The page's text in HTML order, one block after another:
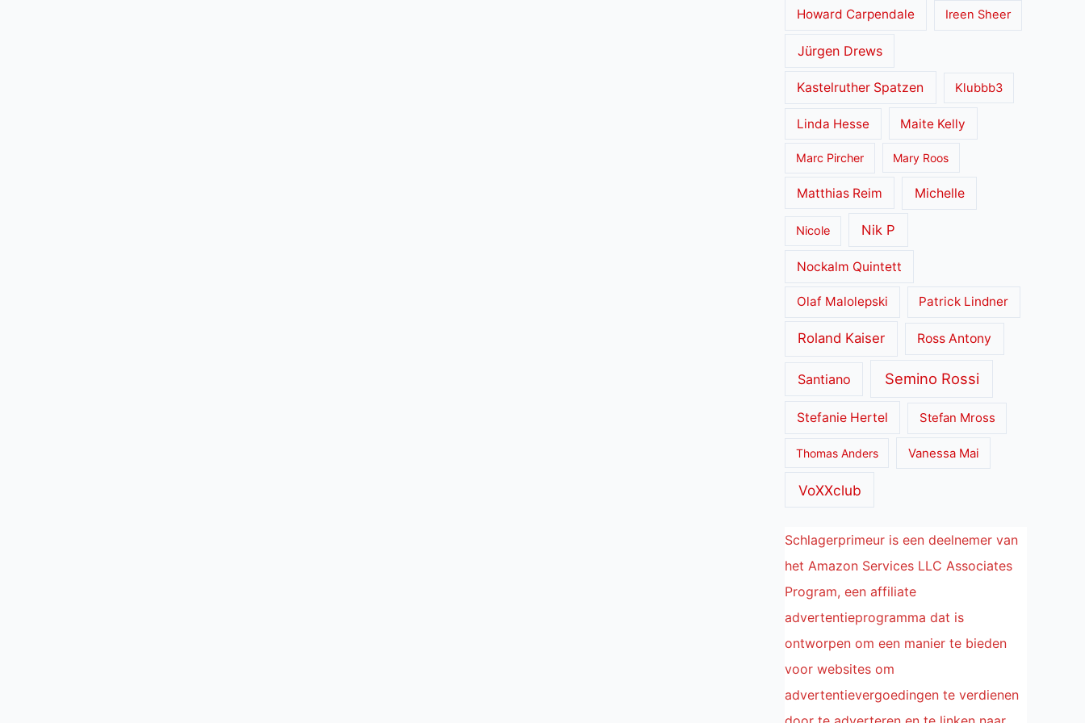
Howard Carpendale Ireen Sheer
Jürgen Drews
Kastelruther Spatzen Klubbb3
Linda Hesse Maite Kelly
Marc Pircher Mary Roos
Matthias Reim Michelle
Nicole Nik P
Nockalm Quintett
Olaf Malolepski Patrick Lindner
Roland Kaiser Ross Antony
Santiano Semino Rossi
Stefanie Hertel Stefan Mross
Thomas Anders Vanessa Mai
VoXXclub
Schlagerprimeur is een deelnemer van
het Amazon Services LLC Associates
Program, een affiliate
advertentieprogramma dat is
ontworpen om een manier te bieden
voor websites om
advertentievergoedingen te verdienen